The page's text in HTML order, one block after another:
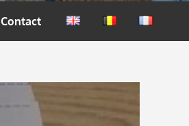
Contact
EnglishNederlandsFrançais